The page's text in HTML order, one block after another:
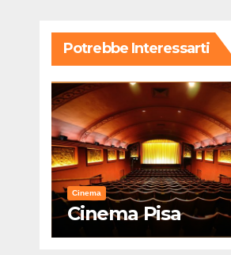
Potrebbe Interessarti
Cinema
Cinema Pisa